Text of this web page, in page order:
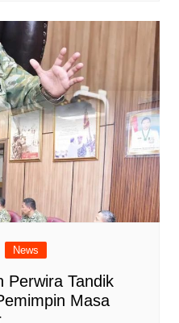
News
Perwira Tandik
Masa